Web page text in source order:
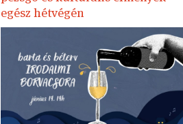
egész hétvégén